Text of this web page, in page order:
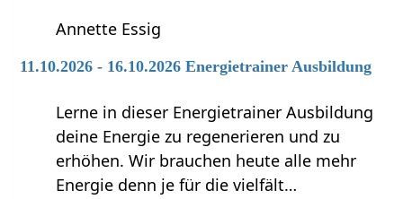
Annette Essig
11.10.2026 - 16.10.2026 Energietrainer Ausbildung
Lerne in dieser Energietrainer Ausbildung
deine Energie zu regenerieren und zu
erhöhen. Wir brauchen heute alle mehr
Energie denn je für die vielfält…